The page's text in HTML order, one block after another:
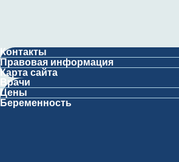
Контакты
Правовая информация
Карта сайта
Врачи
Цены
Беременность